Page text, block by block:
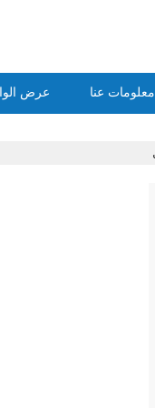
عرض معلومات عنا